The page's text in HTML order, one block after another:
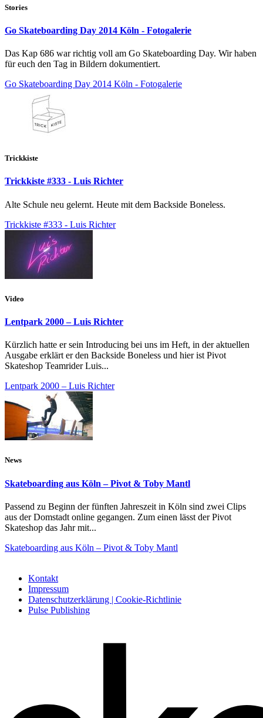
Stories
Go Skateboarding Day 2014 Köln - Fotogalerie
Das Kap 686 war richtig voll am Go Skateboarding Day. Wir haben
für euch den Tag in Bildern dokumentiert.
Go Skateboarding Day 2014 Köln - Fotogalerie
Trickkiste
Trickkiste #333 - Luis Richter
Alte Schule neu gelernt. Heute mit dem Backside Boneless.
Trickkiste #333 - Luis Richter
Video
Lentpark 2000 – Luis Richter
Kürzlich hatte er sein Introducing bei uns im Heft, in der aktuellen
Ausgabe erklärt er den Backside Boneless und hier ist Pivot
Skateshop Teamrider Luis...
Lentpark 2000 – Luis Richter
News
Skateboarding aus Köln – Pivot & Toby Mantl
Passend zu Beginn der fünften Jahreszeit in Köln sind zwei Clips
aus der Domstadt online gegangen. Zum einen lässt der Pivot
Skateshop das Jahr mit...
Skateboarding aus Köln – Pivot & Toby Mantl
Kontakt
Impressum
Datenschutzerklärung | Cookie-Richtlinie
Pulse Publishing